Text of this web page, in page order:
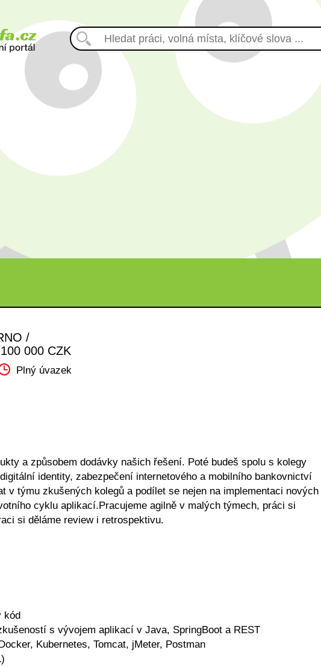
/
000 CZK
Plný úvazek
a způsobem dodávky našich řešení. Poté budeš spolu s kolegy
identity, zabezpečení internetového a mobilního bankovnictví
v týmu zkušených kolegů a podílet se nejen na implementaci nových
cyklu aplikací.Pracujeme agilně v malých týmech, práci si
si děláme review i retrospektivu.
kód
s vývojem aplikací v Java, SpringBoot a REST
Kubernetes, Tomcat, jMeter, Postman